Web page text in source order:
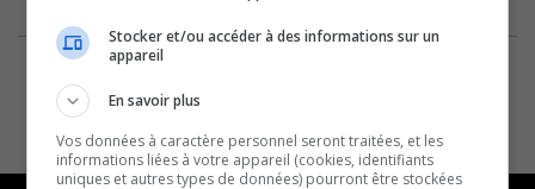
Stocker et/ou accéder à des informations sur un
appareil
En savoir plus
Vos données à caractère personnel seront traitées, et les
informations liées à votre appareil (cookies, identifiants
uniques et autres types de données) pourront être stockées